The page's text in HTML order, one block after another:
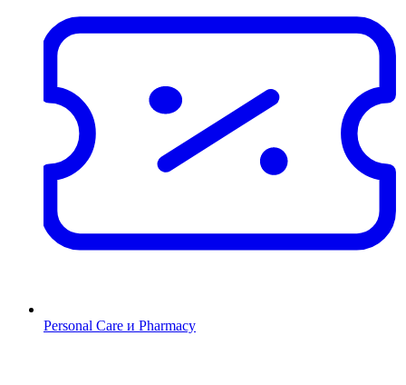
Personal Care и Pharmacy